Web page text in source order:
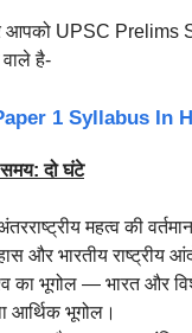
आपको UPSC Prelims
है-
1 Syllabus In
दो घंटे
महत्व की
और भारतीय राष्ट्रीय
का भूगोल — भारत और
आर्थिक भूगोल।